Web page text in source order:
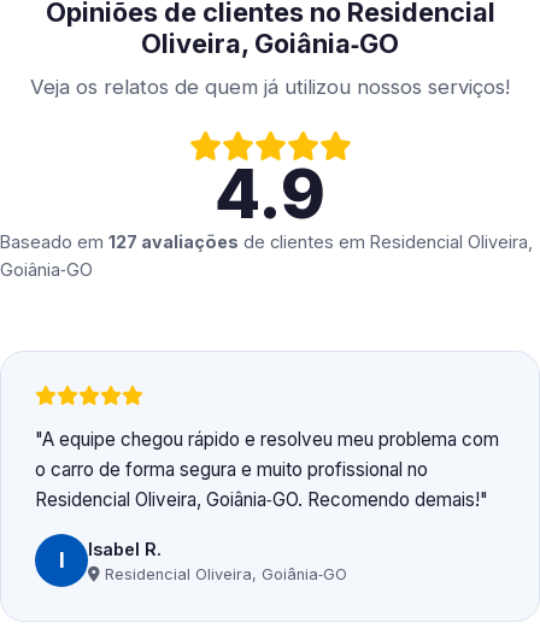
Opiniões de clientes no Residencial
Oliveira, Goiânia‑GO
Veja os relatos de quem já utilizou nossos serviços!
4.9
Baseado em 127 avaliações de clientes em Residencial Oliveira,
Goiânia‑GO
A equipe chegou rápido e resolveu meu problema com
o carro de forma segura e muito profissional no
Residencial Oliveira, Goiânia‑GO. Recomendo demais!
I Isabel R.
Residencial Oliveira, Goiânia‑GO